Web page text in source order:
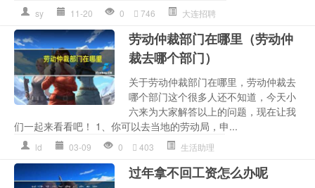
sy 11-20 0 746 大连招聘
劳动仲裁部门在哪里（劳动仲
裁去哪个部门）
关于劳动仲裁部门在哪里，劳动仲裁去
哪个部门这个很多人还不知道，今天小
六来为大家解答以上的问题，现在让我
们一起来看看吧！ 1、你可以去当地的劳动局，申...
ld 03-09 0 403 生活助理
过年拿不回工资怎么办呢